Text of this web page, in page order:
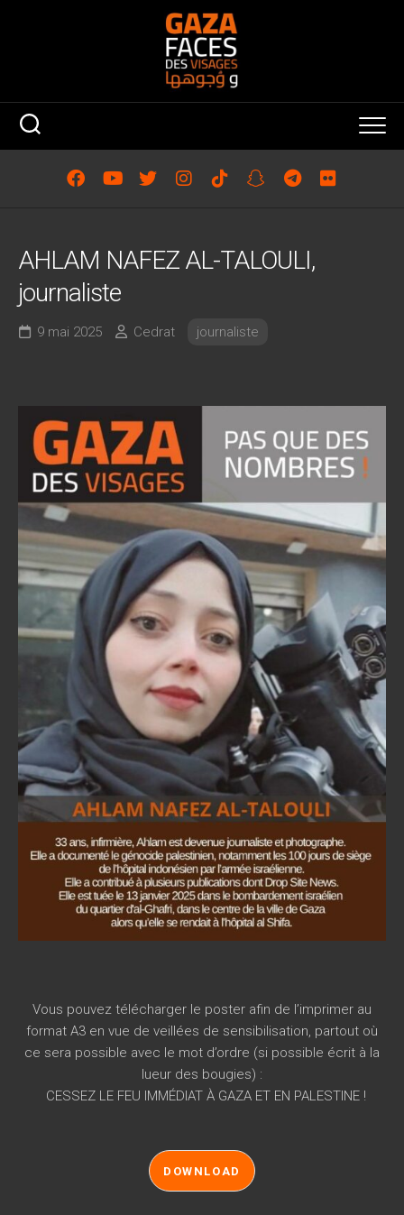
AHLAM NAFEZ AL-TALOULI,
journaliste
9 mai 2025 Cedrat journaliste
Vous pouvez télécharger le poster afin de l’imprimer au
format A3 en vue de veillées de sensibilisation, partout où
ce sera possible avec le mot d’ordre (si possible écrit à la
lueur des bougies) :
CESSEZ LE FEU IMMÉDIAT À GAZA ET EN PALESTINE !
DOWNLOAD